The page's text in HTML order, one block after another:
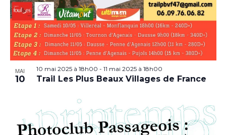
MAI
10
10 mai 2025 à 18h00 - 11 mai 2025 à 18h00
Trail Les Plus Beaux Villages de France